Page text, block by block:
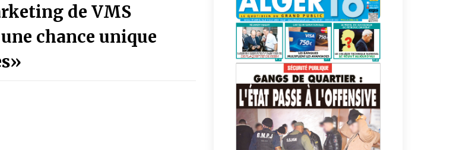
4 jours ago
automatiques
5 jours ago
La Gendarmerie nationale lance ses
Droit de change : Le CPA lance une
carte VISA dédiée aux voyages à
l’étranger
2 semaines ago
Droit à l’affiliation au régime
national de retraite : Coup d’envoi
d’une campagne de sensibilisation
au profit de la communauté
nationale à l’étranger
3 semaines ago
de VMS
chance unique